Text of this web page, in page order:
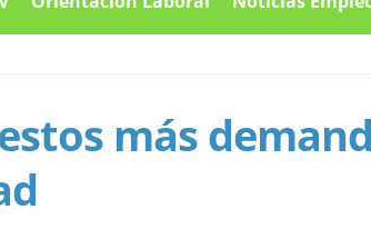
más